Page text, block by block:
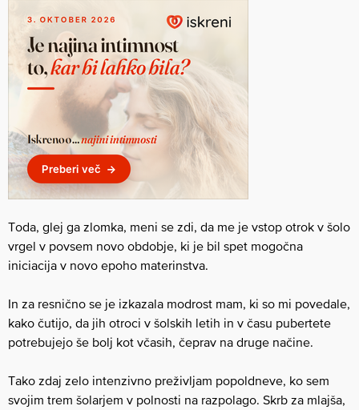
Toda, glej ga zlomka, meni se zdi, da me je vstop otrok v šolo
vrgel v povsem novo obdobje, ki je bil spet mogočna
iniciacija v novo epoho materinstva.
In za resnično se je izkazala modrost mam, ki so mi povedale,
kako čutijo, da jih otroci v šolskih letih in v času pubertete
potrebujejo še bolj kot včasih, čeprav na druge načine.
Tako zdaj zelo intenzivno preživljam popoldneve, ko sem
svojim trem šolarjem v polnosti na razpolago. Skrb za mlajša,